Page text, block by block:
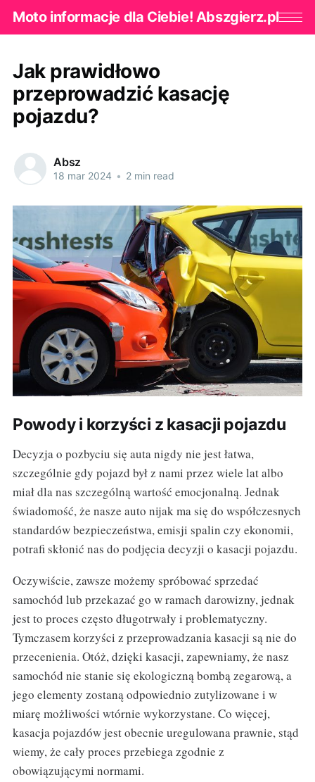
Moto informacje dla Ciebie! Abszgierz.pl
Jak prawidłowo
przeprowadzić kasację
pojazdu?
Absz
18 mar 2024 • 2 min read
Powody i korzyści z kasacji pojazdu
Decyzja o pozbyciu się auta nigdy nie jest łatwa,
szczególnie gdy pojazd był z nami przez wiele lat albo
miał dla nas szczególną wartość emocjonalną. Jednak
świadomość, że nasze auto nijak ma się do współczesnych
standardów bezpieczeństwa, emisji spalin czy ekonomii,
potrafi skłonić nas do podjęcia decyzji o kasacji pojazdu.
Oczywiście, zawsze możemy spróbować sprzedać
samochód lub przekazać go w ramach darowizny, jednak
jest to proces często długotrwały i problematyczny.
Tymczasem korzyści z przeprowadzania kasacji są nie do
przecenienia. Otóż, dzięki kasacji, zapewniamy, że nasz
samochód nie stanie się ekologiczną bombą zegarową, a
jego elementy zostaną odpowiednio zutylizowane i w
miarę możliwości wtórnie wykorzystane. Co więcej,
kasacja pojazdów jest obecnie uregulowana prawnie, stąd
wiemy, że cały proces przebiega zgodnie z
obowiązującymi normami.